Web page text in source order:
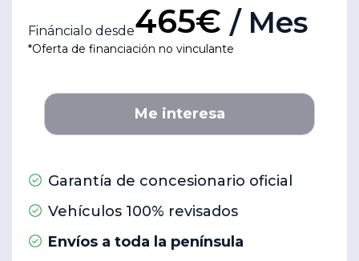
Fináncialo desde465€ / Mes
*Oferta de financiación no vinculante
Me interesa
Garantía de concesionario oficial
Vehículos 100% revisados
Envíos a toda la península